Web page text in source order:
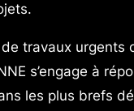
de travaux urgents
s’engage à
les plus brefs